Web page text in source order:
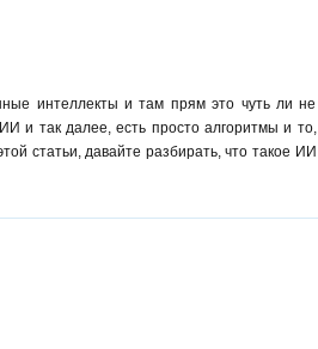
интеллекты и там прям это чуть ли не
и так далее, есть просто алгоритмы и то,
статьи, давайте разбирать, что такое ИИ